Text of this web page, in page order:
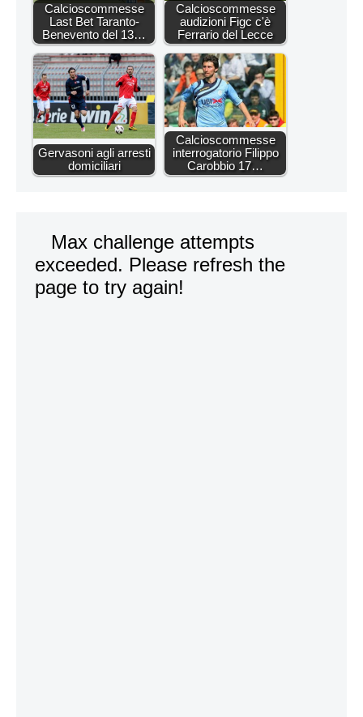
Calcioscommesse
Last Bet Taranto-
Benevento del 13…
Calcioscommesse
audizioni Figc c'è
Ferrario del Lecce
Gervasoni agli arresti
domiciliari
Calcioscommesse
interrogatorio Filippo
Carobbio 17…